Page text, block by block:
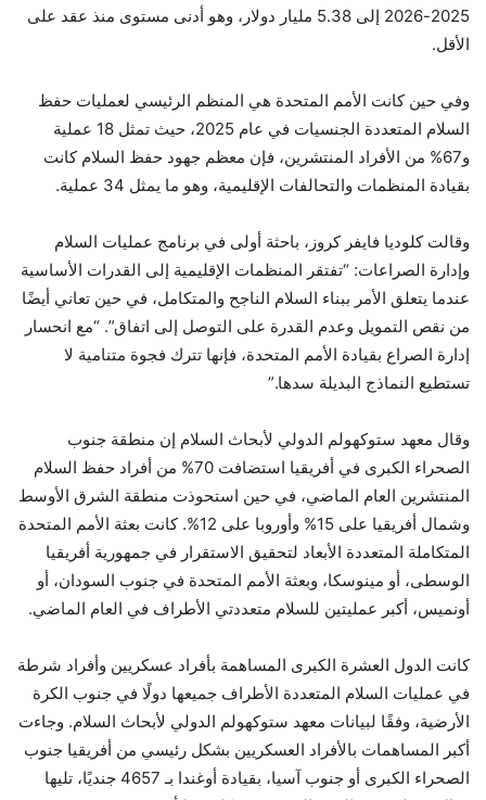
2025-2026 إلى 5.38 مليار دولار، وهو أدنى مستوى منذ عقد على
الأقل.
وفي حين كانت الأمم المتحدة هي المنظم الرئيسي لعمليات حفظ
السلام المتعددة الجنسيات في عام 2025، حيث تمثل 18 عملية
و67% من الأفراد المنتشرين، فإن معظم جهود حفظ السلام كانت
بقيادة المنظمات والتحالفات الإقليمية، وهو ما يمثل 34 عملية.
وقالت كلوديا فايفر كروز، باحثة أولى في برنامج عمليات السلام
وإدارة الصراعات: “تفتقر المنظمات الإقليمية إلى القدرات الأساسية
عندما يتعلق الأمر ببناء السلام الناجح والمتكامل، في حين تعاني أيضًا
من نقص التمويل وعدم القدرة على التوصل إلى اتفاق”. “مع انحسار
إدارة الصراع بقيادة الأمم المتحدة، فإنها تترك فجوة متنامية لا
تستطيع النماذج البديلة سدها.”
وقال معهد ستوكهولم الدولي لأبحاث السلام إن منطقة جنوب
الصحراء الكبرى في أفريقيا استضافت 70% من أفراد حفظ السلام
المنتشرين العام الماضي، في حين استحوذت منطقة الشرق الأوسط
وشمال أفريقيا على 15% وأوروبا على 12%. كانت بعثة الأمم المتحدة
المتكاملة المتعددة الأبعاد لتحقيق الاستقرار في جمهورية أفريقيا
الوسطى، أو مينوسكا، وبعثة الأمم المتحدة في جنوب السودان، أو
أونميس، أكبر عمليتين للسلام متعددتي الأطراف في العام الماضي.
كانت الدول العشرة الكبرى المساهمة بأفراد عسكريين وأفراد شرطة
في عمليات السلام المتعددة الأطراف جميعها دولًا في جنوب الكرة
الأرضية، وفقًا لبيانات معهد ستوكهولم الدولي لأبحاث السلام. وجاءت
أكبر المساهمات بالأفراد العسكريين بشكل رئيسي من أفريقيا جنوب
الصحراء الكبرى أو جنوب آسيا، بقيادة أوغندا بـ 4657 جنديًا، تليها